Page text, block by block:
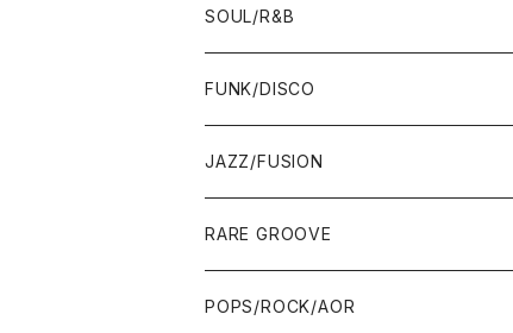
EARLY 90'S MIDDLE〜NEW SCHOOL
80'S OLD SCHOOL
EARLY 90'S MIDDLE〜NEW SCHOOL
80'S OLD SCHOOL〜EARLY 90'S
MID〜LATE 90'S
LP
80'S OLD SCHOOL〜EARLY 90'S
MID〜LATE 90'S
CD/TAPE
CD-R/DEMO/SAMPLE
CD ALBUM
LP
60'S/70'S
80'S
7"/12"
60'S/70'S
80'S
SOUL/R&B
LP
60'S/70'S
80'S
12"/7"
60'S/70'S
80'S
FUNK/DISCO
LP
70'S
80'S
12"/7"
70'S
JAZZ/FUSION
JAZZ
FUSION
RARE GROOVE
POPS/ROCK/AOR